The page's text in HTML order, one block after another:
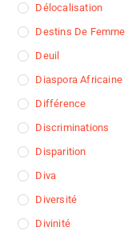
Délocalisation
Destins De Femme
Deuil
Diaspora Africaine
Différence
Discriminations
Disparition
Diva
Diversité
Divinité